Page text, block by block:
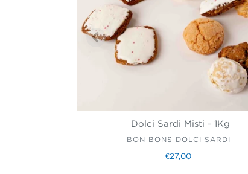
Dolci Sardi Misti - 1Kg
VENDITORE
BON BONS DOLCI SARDI
Prezzo
€27,00